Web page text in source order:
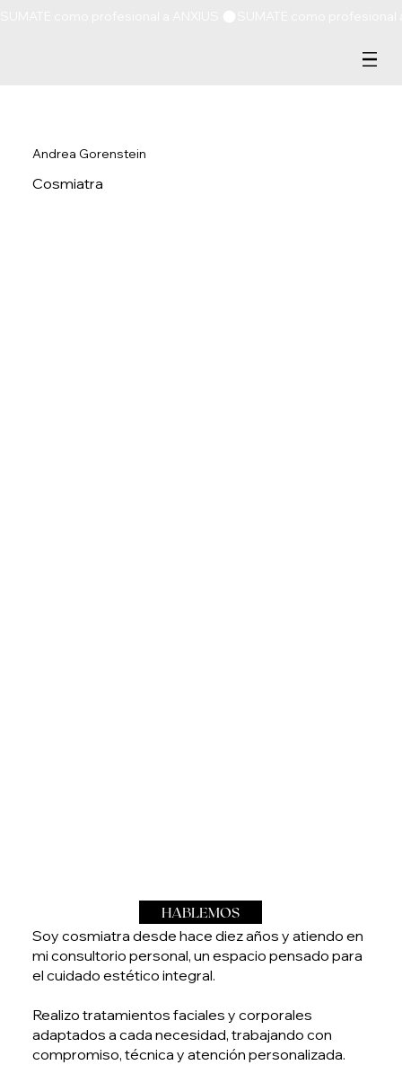
Andrea Gorenstein
Cosmiatra
HABLEMOS
Soy cosmiatra desde hace diez años y atiendo en
mi consultorio personal, un espacio pensado para
el cuidado estético integral.
Realizo tratamientos faciales y corporales
adaptados a cada necesidad, trabajando con
compromiso, técnica y atención personalizada.